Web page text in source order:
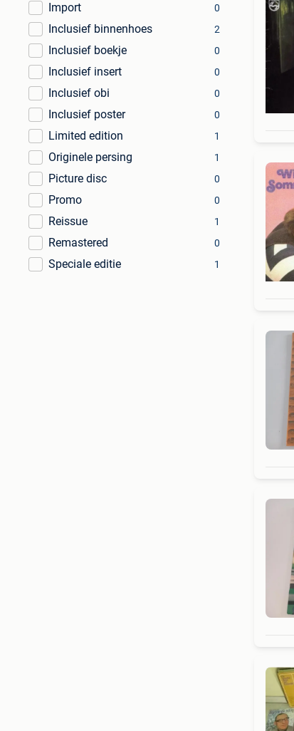
Import 0
Inclusief binnenhoes 2
Inclusief boekje 0
Inclusief insert 0
Inclusief obi 0
Inclusief poster 0
Limited edition 1
Originele persing 1
Picture disc 0
Promo 0
Reissue 1
Remastered 0
Speciale editie 1